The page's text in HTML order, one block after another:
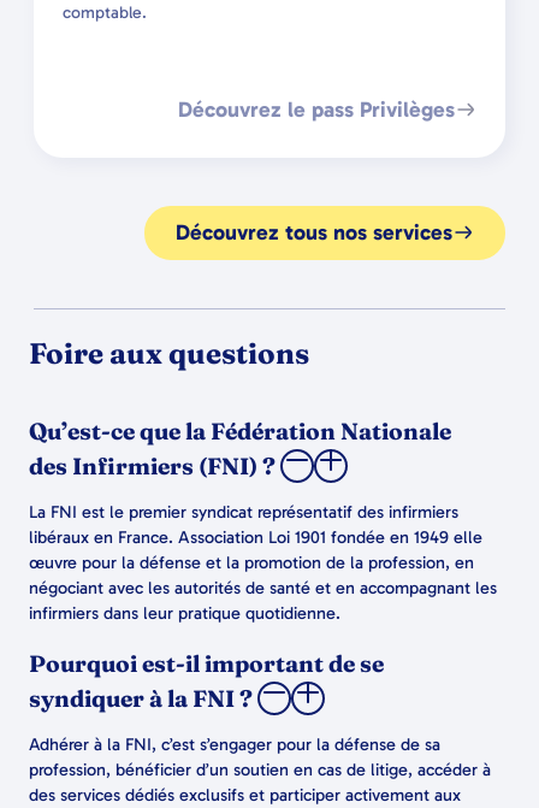
comptable.
Découvrez le pass Privilèges
Découvrez tous nos services
Foire aux questions
Qu’est-ce que la Fédération Nationale
des Infirmiers (FNI) ?
La FNI est le premier syndicat représentatif des infirmiers
libéraux en France. Association Loi 1901 fondée en 1949 elle
œuvre pour la défense et la promotion de la profession, en
négociant avec les autorités de santé et en accompagnant les
infirmiers dans leur pratique quotidienne.
Pourquoi est-il important de se
syndiquer à la FNI ?
Adhérer à la FNI, c’est s’engager pour la défense de sa
profession, bénéficier d’un soutien en cas de litige, accéder à
des services dédiés exclusifs et participer activement aux